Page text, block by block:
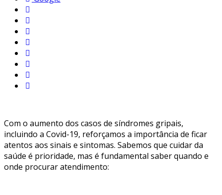
Com o aumento dos casos de síndromes gripais,
incluindo a Covid-19, reforçamos a importância de ficar
atentos aos sinais e sintomas. Sabemos que cuidar da
saúde é prioridade, mas é fundamental saber quando e
onde procurar atendimento: